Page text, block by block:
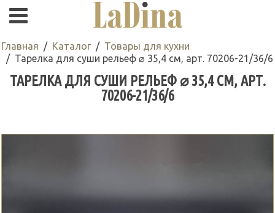
Главная Каталог
Товары для кухни
Тарелка для суши рельеф ⌀ 35,4 см, арт. 70206-21/36/6
ТАРЕЛКА ДЛЯ СУШИ РЕЛЬЕФ ⌀ 35,4 СМ, АРТ.
70206-21/36/6